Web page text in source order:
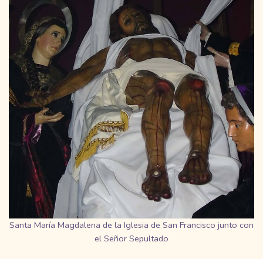
Santa María Magdalena de la Iglesia de San Francisco junto con
el Señor Sepultado